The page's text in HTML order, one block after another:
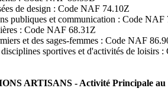
de design : Code NAF 74.10Z
publiques et communication : Code NAF
: Code NAF 68.31Z
et des sages-femmes : Code NAF
sportives et d'activités de loisirs
ARTISANS - Activité Principale